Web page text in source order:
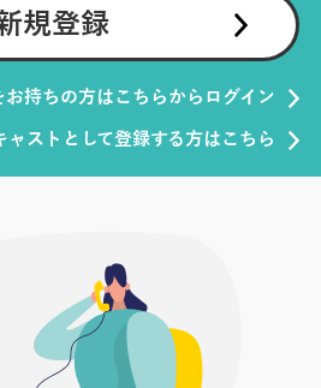
規登録
持ちの方はこちらからログイン
ャストとして登録する方はこちら